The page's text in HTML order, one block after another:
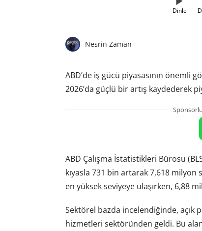
Dinle
Nesrin Zaman
ABD’de iş gücü piyasasının önemli
2026’da güçlü bir artış kaydederek
ABD Çalışma İstatistikleri Bürosu
kıyasla 731 bin artarak 7,618 milyon
en yüksek seviyeye ulaşırken, 6,88
Sektörel bazda incelendiğinde, açık
hizmetleri sektöründen geldi. Bu